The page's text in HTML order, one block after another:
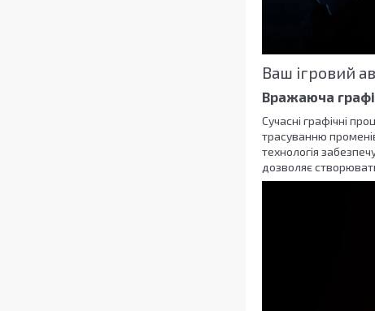
Ваш ігровий
Вражаюча
Сучасні графічні
трасуванню
технологія
дозволяє